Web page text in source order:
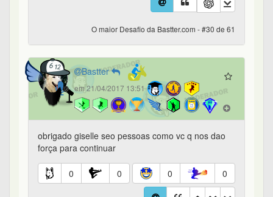
O maior Desafio da Bastter.com - #30 de 61
Bastter
em 21/04/2017 13:51
obrigado giselle seo pessoas como vc q nos dao
força para continuar
0 0 0 0